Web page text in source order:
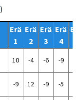
)
Erä
1
Erä
2
Erä
3
Erä
4
10 -4 -6 -9
-9 12 -9 -5